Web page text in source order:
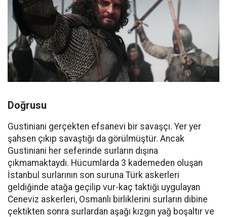
Doğrusu
Gustiniani gerçekten efsanevi bir savaşçı. Yer yer
şahsen çıkıp savaştığı da görülmüştür. Ancak
Gustiniani her seferinde surların dışına
çıkmamaktaydı. Hücumlarda 3 kademeden oluşan
İstanbul surlarının son suruna Türk askerleri
geldiğinde atağa geçilip vur-kaç taktiği uygulayan
Ceneviz askerleri, Osmanlı birliklerini surların dibine
çektikten sonra surlardan aşağı kızgın yağ boşaltır ve